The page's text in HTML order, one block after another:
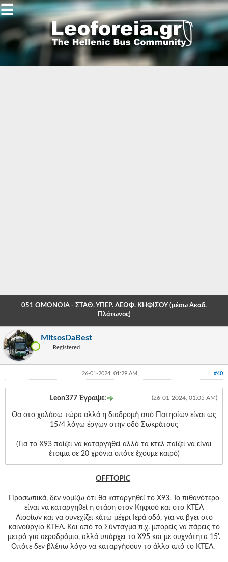
Gallery
-
-
-
-
-
Σύνδεση
Εγγραφή
☰
051 ΟΜΟΝΟΙΑ - ΣΤΑΘ. ΥΠΕΡ. ΛΕΩΦ. ΚΗΦΙΣΟΥ (μέσω Ακαδ.
Πλάτωνος)
MitsosDaBest
Registered
#40
26-01-2024, 01:29 AM
(26-01-2024, 01:05 AM)
Leon377 Έγραψε:
Θα στο χαλάσω τώρα αλλά η διαδρομή από Πατησίων είναι ως
15/4 λόγω έργων στην οδό Σωκράτους
(Για το Χ93 παίζει να καταργηθεί αλλά τα κτελ παίζει να είναι
έτοιμα σε 20 χρόνια οπότε έχουμε καιρό)
OFFTOPIC
Προσωπικά, δεν νομίζω ότι θα καταργηθεί το Χ93. Το πιθανότερο
είναι να καταργηθεί η στάση στον Κηφισό και στο ΚΤΕΛ
Λιοσίων και να συνεχίζει κάτω μέχρι Ιερά οδό, για να βγει στο
καινούργιο ΚΤΕΛ. Και από το Σύνταγμα π.χ. μπορείς να πάρεις το
μετρό για αεροδρόμιο, αλλά υπάρχει το Χ95 και με συχνότητα 15'.
Οπότε δεν βλέπω λόγο να καταργήσουν το άλλο από το ΚΤΕΛ.